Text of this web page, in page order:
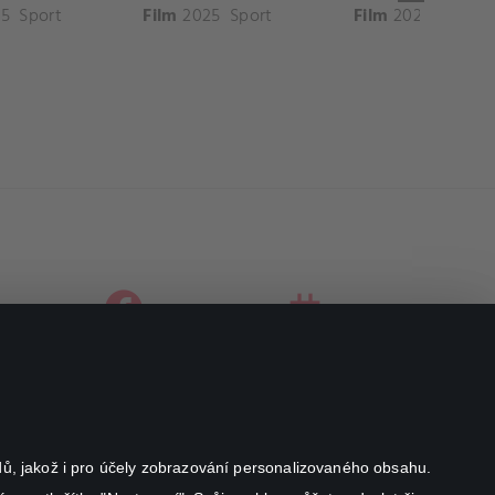
jakož i pro účely zobrazování personalizovaného obsahu.
Sport
Film 2025 Sport Film 2025
facebookinstagram